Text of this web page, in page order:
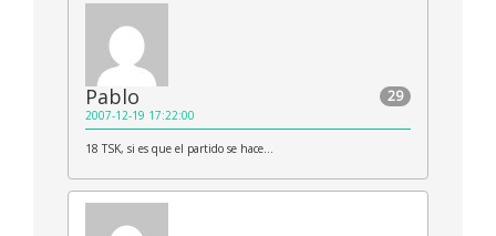
29
Pablo
2007-12-19 17:22:00
18 TSK, si es que el partido se hace…